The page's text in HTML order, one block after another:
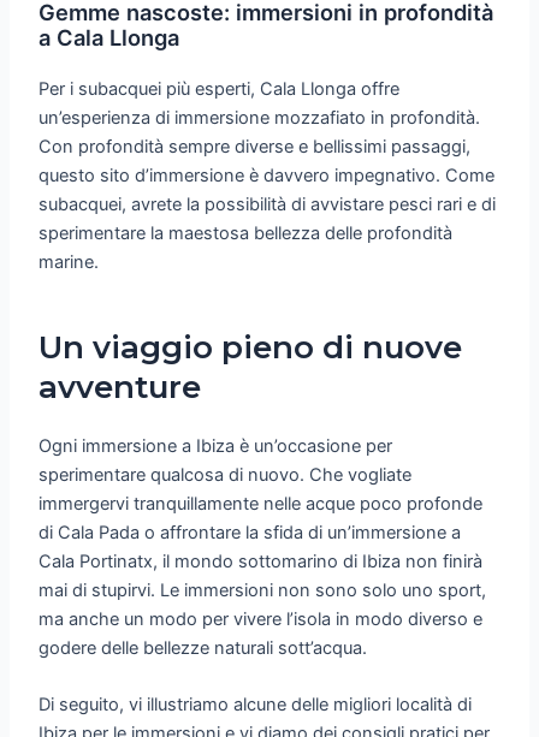
Gemme nascoste: immersioni in profondità
a Cala Llonga
Per i subacquei più esperti, Cala Llonga offre
un’esperienza di immersione mozzafiato in profondità.
Con profondità sempre diverse e bellissimi passaggi,
questo sito d’immersione è davvero impegnativo. Come
subacquei, avrete la possibilità di avvistare pesci rari e di
sperimentare la maestosa bellezza delle profondità
marine.
Un viaggio pieno di nuove
avventure
Ogni immersione a Ibiza è un’occasione per
sperimentare qualcosa di nuovo. Che vogliate
immergervi tranquillamente nelle acque poco profonde
di Cala Pada o affrontare la sfida di un’immersione a
Cala Portinatx, il mondo sottomarino di Ibiza non finirà
mai di stupirvi. Le immersioni non sono solo uno sport,
ma anche un modo per vivere l’isola in modo diverso e
godere delle bellezze naturali sott’acqua.
Di seguito, vi illustriamo alcune delle migliori località di